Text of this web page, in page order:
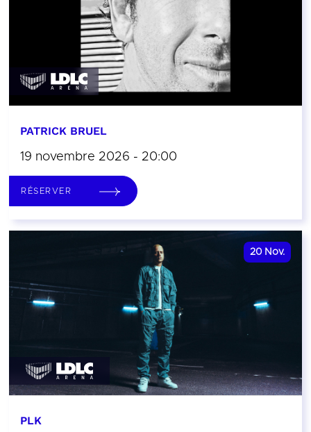
PATRICK BRUEL
19 novembre 2026 - 20:00
RÉSERVER
20 Nov.
PLK